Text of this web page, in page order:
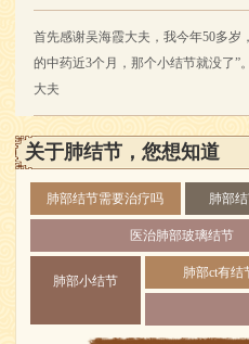
首先感谢吴海霞大夫，我今年50多岁
的中药近3个月，那个小结节就没了”
大夫
关于肺结节，您想知道
肺部结节需要治疗吗 肺部
医治肺部玻璃结节
肺部小结节
肺部ct有结